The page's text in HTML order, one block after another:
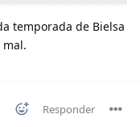
temporada de Bielsa
Responder